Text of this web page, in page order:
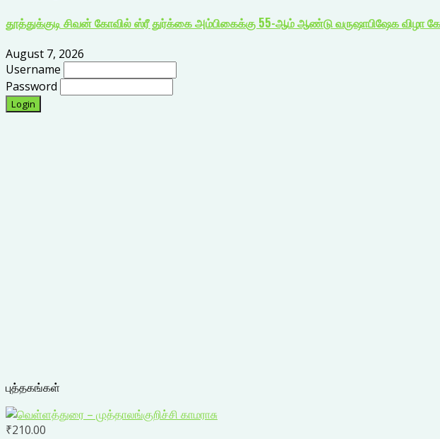
தூத்துக்குடி சிவன் கோவில் ஸ்ரீ துர்க்கை அம்பிகைக்கு 55-ஆம் ஆண்டு வருஷாபிஷேக விழா
August 7, 2026
Username
Password
புத்தகங்கள்
₹210.00